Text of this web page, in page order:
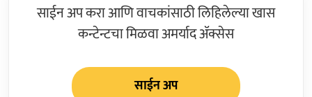
साईन अप करा आणि वाचकांसाठी लिहिलेल्या खास
कन्टेन्टचा मिळवा अमर्याद ॲक्सेस
साईन अप